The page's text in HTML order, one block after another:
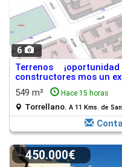
6
Terrenos
constructores mos un
549 m²
Hace 15 horas
Torrellano. A 11 Kms. de
450.000€